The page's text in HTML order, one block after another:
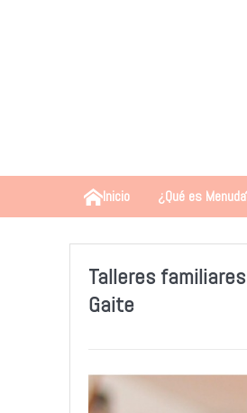
Inicio ¿Qué es
Talleres
Gaite